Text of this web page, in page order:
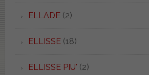
ELLADE(2)
ELLISSE(18)
ELLISSE PIU' (2)